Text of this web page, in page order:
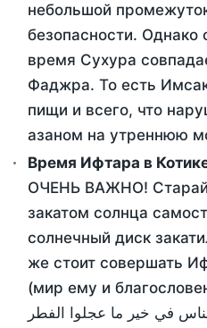
небольшой
безопасности. Однако
время Сухура
Фаджра. То есть
пищи и всего, что
азаном на утреннюю
Время Ифтара в
ОЧЕНЬ ВАЖНО!
закатом солнца
солнечный диск
же стоит совершать
(мир ему и
في خير ما عجلوا الفطر